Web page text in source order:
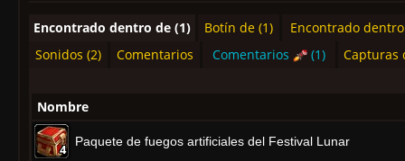
Encontrado dentro de (1) Botín de (1) Encontrado
Sonidos (2)
Comentarios Comentarios (1) Capturas
Nombre
4
4
4
4
4
4
4
4
4
Paquete de fuegos artificiales del Festival Lunar